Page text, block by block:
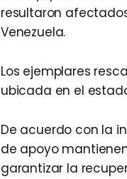
resultaron
Venezuela.
Los ejemplares
ubicada en el
De acuerdo con la
de apoyo
garantizar la